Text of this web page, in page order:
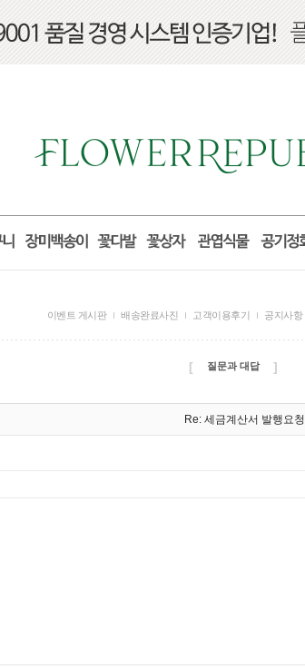
이벤트 게시판 배송완료사진 고객이용후기 공지사항
[ 질문과 대답 ]
Re: 세금계산서 발행요청